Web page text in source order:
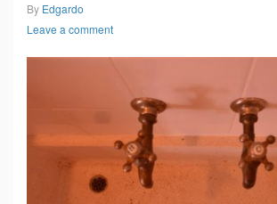
By Edgardo
Leave a comment